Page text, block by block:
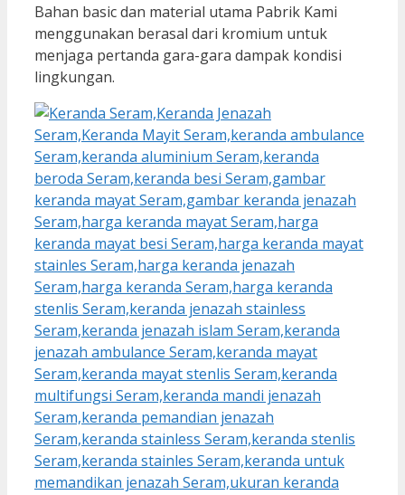
Bahan basic dan material utama Pabrik Kami
menggunakan berasal dari kromium untuk
menjaga pertanda gara-gara dampak kondisi
lingkungan.